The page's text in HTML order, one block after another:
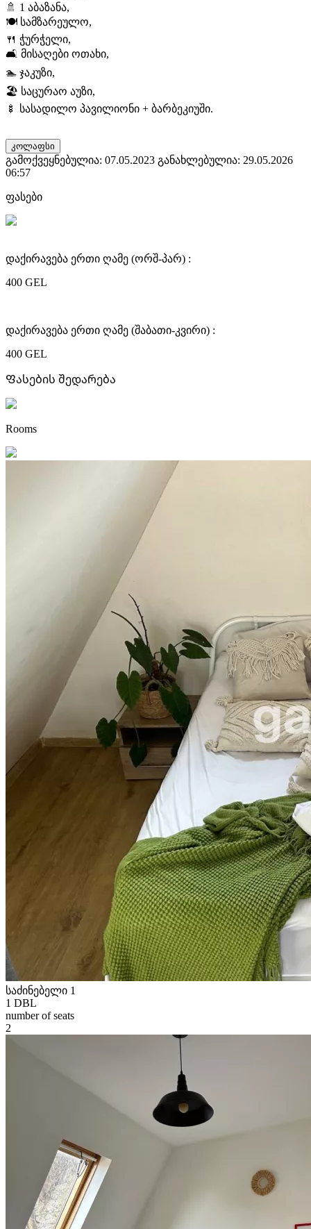
🚿 1 აბაზანა,
🍽️ სამზარეულო,
🍴 ჭურჭელი,
🛋️ მისაღები ოთახი,
🏊 ჯაკუზი,
🏖️ საცურაო აუზი,
🍢 სასადილო პავილიონი + ბარბეკიუში.
კოლაფსი
გამოქვეყნებულია: 07.05.2023 განახლებულია: 29.05.2026
06:57
ფასები
დაქირავება ერთი ღამე (ორშ-პარ) :
400 GEL
დაქირავება ერთი ღამე (შაბათი-კვირი) :
400 GEL
Ფასების შედარება
Rooms
საძინებელი 1
1 DBL
number of seats
2